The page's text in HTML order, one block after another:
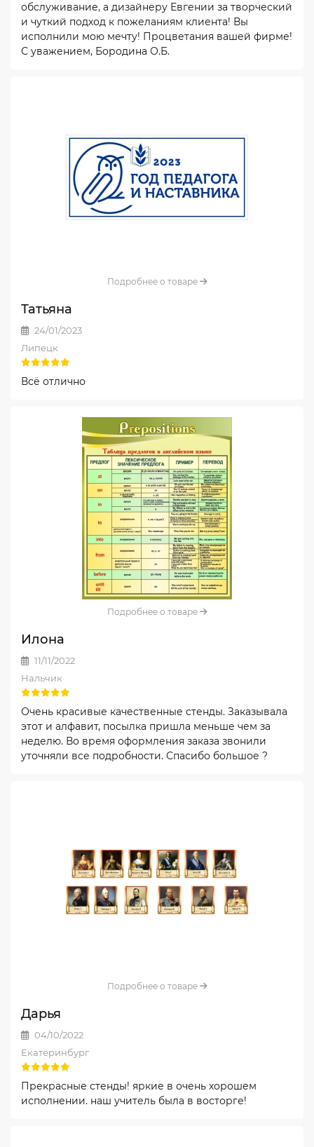
обслуживание, а дизайнеру Евгении за творческий
и чуткий подход к пожеланиям клиента! Вы
исполнили мою мечту! Процветания вашей фирме!
С уважением, Бородина О.Б.
Подробнее о товаре
Татьяна
24/01/2023
Липецк
Всё отлично
Подробнее о товаре
Илона
11/11/2022
Нальчик
Очень красивые качественные стенды. Заказывала
этот и алфавит, посылка пришла меньше чем за
неделю. Во время оформления заказа звонили
уточняли все подробности. Спасибо большое ?
Подробнее о товаре
Дарья
04/10/2022
Екатеринбург
Прекрасные стенды! яркие в очень хорошем
исполнении. наш учитель была в восторге!